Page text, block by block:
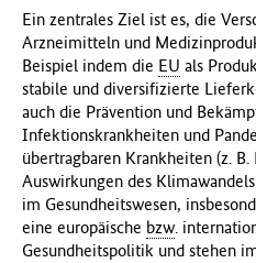
Ein zentrales Ziel ist es, die
Arzneimitteln und
Beispiel indem die EU als
stabile und diversifizierte
auch die Prävention und
Infektionskrankheiten und
übertragbaren Krankheiten (z.
Auswirkungen des
im Gesundheitswesen,
eine europäische bzw.
Gesundheitspolitik und stehen